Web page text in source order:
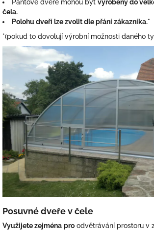
Pantové dveře mohou být vyrobeny do
čela.
Polohu dveří lze zvolit dle přání zákazníka.*
*(pokud to dovolují výrobní možnosti daného
Posuvné dveře v čele
Využijete zejména pro odvětrávání prostoru v